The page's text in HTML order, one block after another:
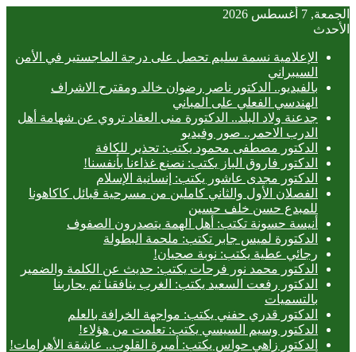
الجمعة, 7 أغسطس 2026
الأحدث
الإعلامية نسمة سليم تحصل على درجة الماجستير في الأمن
السيبراني
بالفيديو.. ‎الدكتور ناصر رضوان خالد ومقترح الاشراف
الهندسي الفعلي على المباني
جدعنة ولاد البلد.. الدكتورة منى العقاد تروي عن شهامة أهل
الدرب الاحمر.. صور وفيديو
الدكتور مصطفى محمود يكتب: تحذير للكافة
الدكتور فاروق الباز يكتب: نصنع غذاءنا بأنفسنا!
الدكتور مجدى عاشور يكتب: إنسانية الإسلام
الفصلان الأول والثاني كاملين من مسرحية قبائل كاكاهونا
للمبدع حسن خلف حسين
أنيسة حسونة تكتب: أهل الهمة يتصدرون الصفوف
الدكتورة لميس جابر تكتب: ملحمة البطولة
رجائي عطية يكتب: نوبة صحيان!
الدكتور محمد نور فرحات يكتب: حديث عن الكلمة والضمير
الدكتور رفعت السعيد يكتب: الغرب ينافقنا ثم يحاربنا
بالتسميات
الدكتور قدري حفني يكتب: مواجهة الخرافة بالعلم
الدكتور وسيم السيسي يكتب: تعلمت من هؤلاء!
الدكتور زاهي حواس يكتب: أميرة القلوب.. عاشقة الأهرامات!